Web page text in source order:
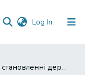
Log In (current)
Жінки у становленні державного піклування і громадської благодійності на європейському півдні Російської імперії (перша половина XIX ст.)